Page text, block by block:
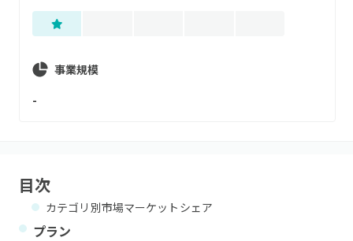
事業規模
-
目次
カテゴリ別市場マーケットシェア
プラン